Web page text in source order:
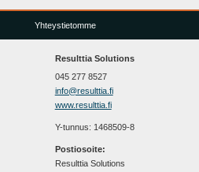
Yhteystietomme
Resulttia Solutions
045 277 8527
info@resulttia.fi
www.resulttia.fi
Y-tunnus: 1468509-8
Postiosoite:
Resulttia Solutions